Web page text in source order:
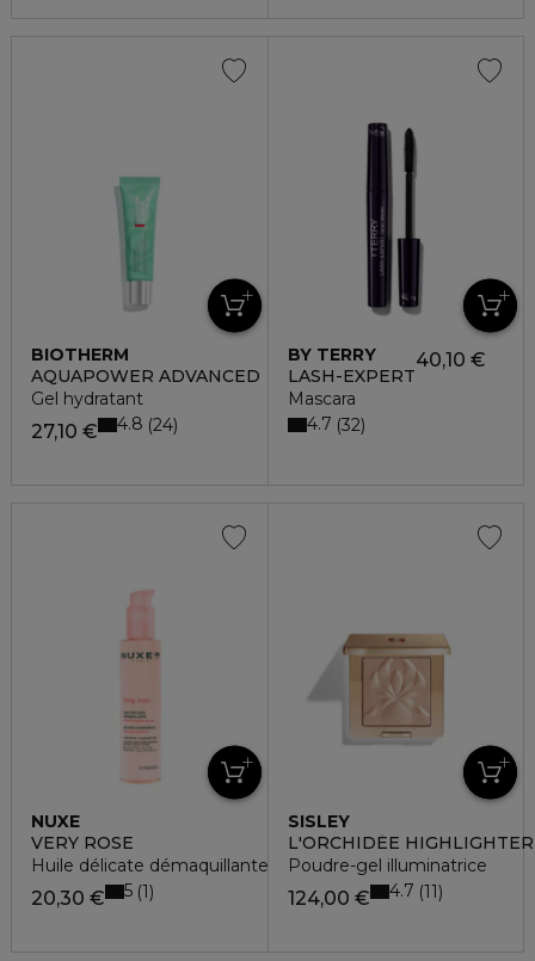
BIOTHERM
AQUAPOWER ADVANCED
Gel hydratant
27,10 € 4.8 24
BY TERRY
LASH-EXPERT
Mascara
40,10 €
4.7 32
NUXE
VERY ROSE
Huile délicate démaquillante
20,30 € 5 1
SISLEY
L'ORCHIDÉE HIGHLIGHTER
Poudre-gel illuminatrice
124,00 € 4.7 11